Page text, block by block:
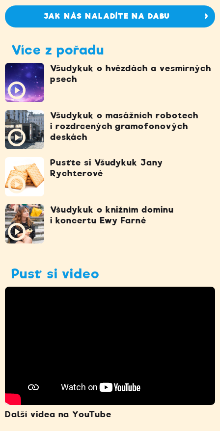
JAK NÁS NALADÍTE NA DABU
Více z pořadu
Všudykuk o hvězdách a vesmírných
psech
Všudykuk o masážních robotech
i rozdrcených gramofonových
deskách
Pusťte si Všudykuk Jany
Rychterové
Všudykuk o knižním dominu
i koncertu Ewy Farné
Pusť si video
Další videa na YouTube